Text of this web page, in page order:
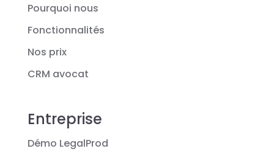
Pourquoi nous
Fonctionnalités
Nos prix
CRM avocat
Entreprise
Démo LegalProd